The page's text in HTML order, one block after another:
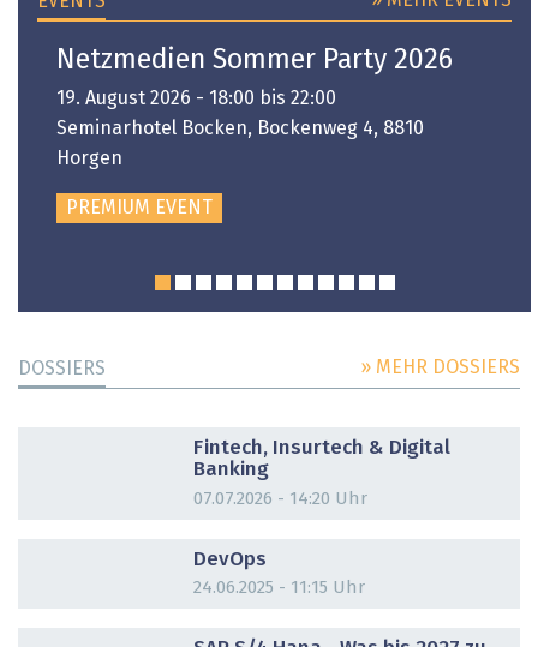
Netzmedien Sommer Party 2026
19. August 2026 - 18:00 bis 22:00
Seminarhotel Bocken, Bockenweg 4, 8810
Horgen
PREMIUM EVENT
DOSSIERS » MEHR DOSSIERS
Fintech, Insurtech & Digital
Banking
07.07.2026 - 14:20 Uhr
DevOps
24.06.2025 - 11:15 Uhr